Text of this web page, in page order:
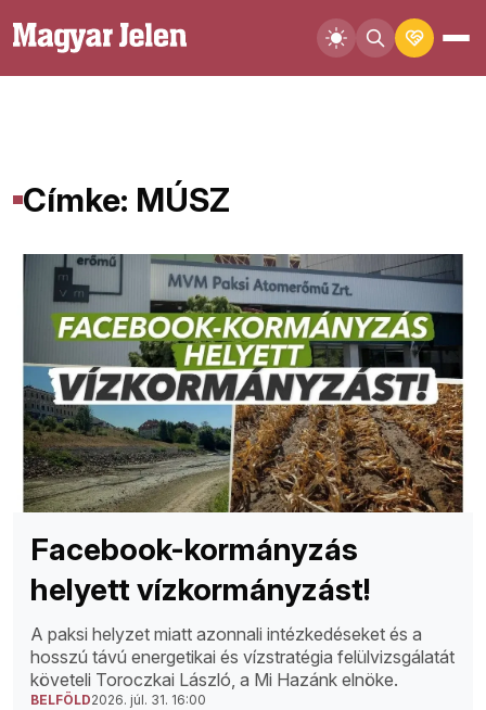
Címke: MÚSZ
Facebook-kormányzás
helyett vízkormányzást!
A paksi helyzet miatt azonnali intézkedéseket és a
hosszú távú energetikai és vízstratégia felülvizsgálatát
követeli Toroczkai László, a Mi Hazánk elnöke.
BELFÖLD2026. júl. 31. 16:00